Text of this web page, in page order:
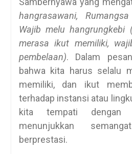
hangrasawani,
Wajib melu hangrungkebi
merasa ikut memiliki,
pembelaan). Dalam
bahwa kita harus selalu
memiliki, dan ikut
terhadap instansi atau
kita tempati dengan
menunjukkan
berprestasi.